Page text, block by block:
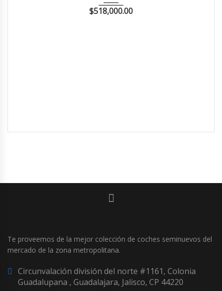
$518,000.00
Te proveemos de la mejor colección de coches seminuevos del
mercado de la zona metropolitana.
Circunvalación división del norte #1161, Colonia
Guadalupana , Guadalajara, Jalisco, CP 44220